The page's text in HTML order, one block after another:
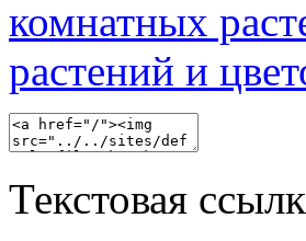
Текстовая